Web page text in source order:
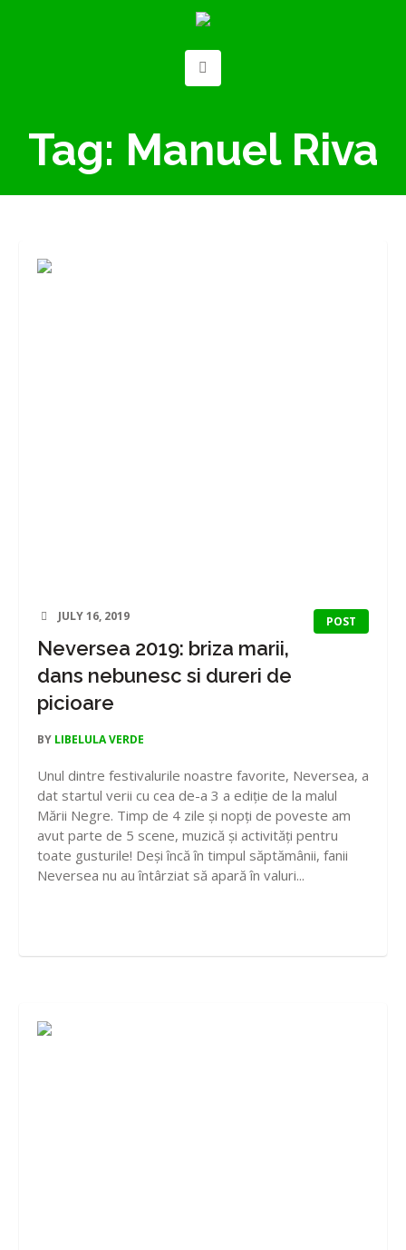
Tag: Manuel Riva
POST
JULY 16, 2019
Neversea 2019: briza marii,
dans nebunesc si dureri de
picioare
BY LIBELULA VERDE
Unul dintre festivalurile noastre favorite, Neversea, a
dat startul verii cu cea de-a 3 a ediție de la malul
Mării Negre. Timp de 4 zile și nopți de poveste am
avut parte de 5 scene, muzică și activități pentru
toate gusturile! Deși încă în timpul săptămânii, fanii
Neversea nu au întârziat să apară în valuri...